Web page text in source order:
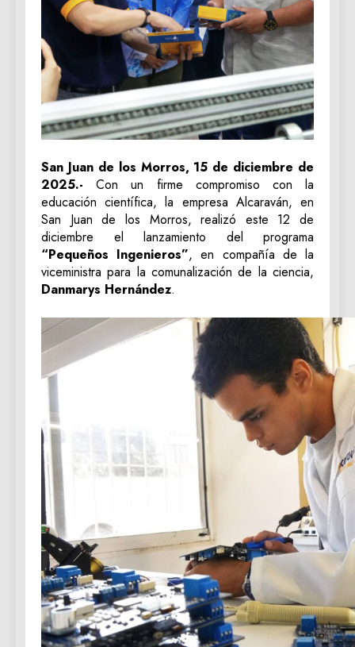
San Juan de los Morros, 15 de diciembre de
2025.- Con un firme compromiso con la
educación científica, la empresa Alcaraván, en
San Juan de los Morros, realizó este 12 de
diciembre el lanzamiento del programa
“Pequeños Ingenieros”, en compañía de la
viceministra para la comunalización de la ciencia,
Danmarys Hernández.